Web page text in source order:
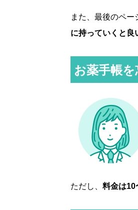
また、最後のペー
に持っていくと良
お薬手帳
ただし、 料金は10